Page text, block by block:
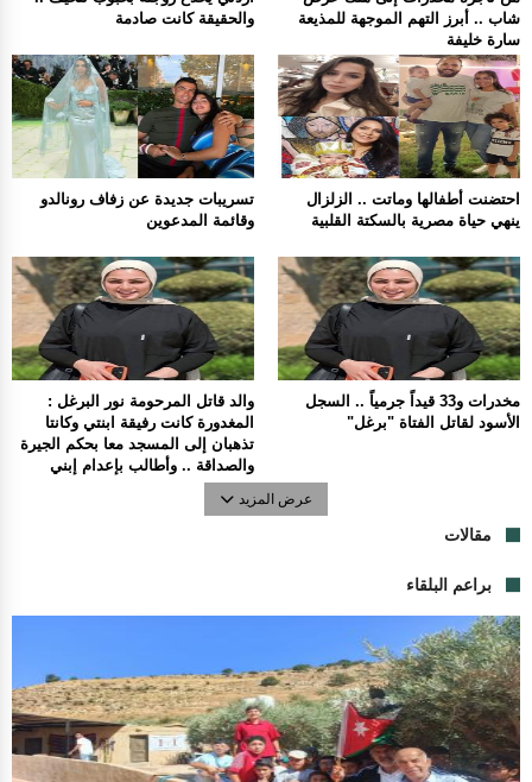
والحقيقة كانت صادمة
شاب .. أبرز التهم الموجهة للمذيعة
سارة خليفة
تسريبات جديدة عن زفاف رونالدو
وقائمة المدعوين
احتضنت أطفالها وماتت .. الزلزال
ينهي حياة مصرية بالسكتة القلبية
والد قاتل المرحومة نور البرغل :
المغدورة كانت رفيقة ابنتي وكانتا
تذهبان إلى المسجد معا بحكم الجيرة
والصداقة .. وأطالب بإعدام إبني
مخدرات و33 قيداً جرمياً .. السجل
الأسود لقاتل الفتاة "برغل"
عرض المزيد
مقالات
براعم البلقاء